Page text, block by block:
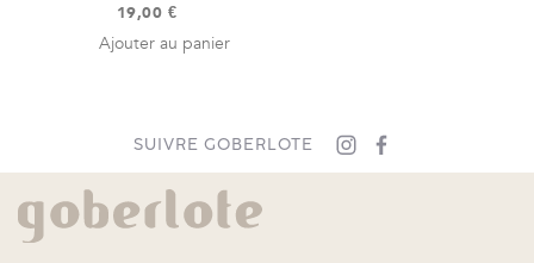
19,00 €
Ajouter au panier
SUIVRE GOBERLOTE